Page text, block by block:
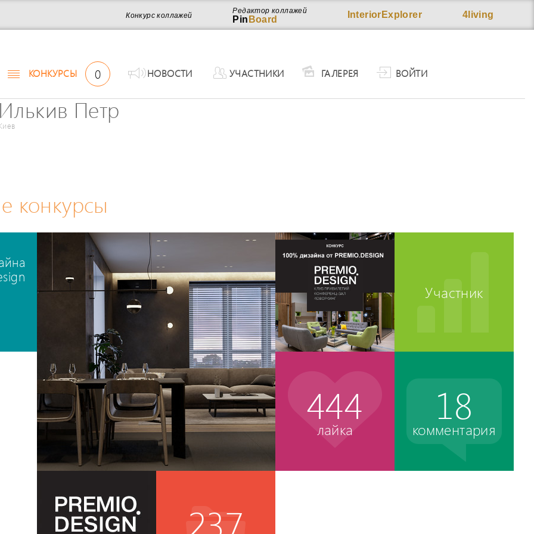
4living
InteriorExplorer
Редактор коллажей
Pin Board
Конкурс коллажей
КОНКУРСЫ 0 НОВОСТИ УЧАСТНИКИ ГАЛЕРЕЯ ВОЙТИ
Илькив Петр
конкурсы
Участник
444
лайка
18
комментария
237